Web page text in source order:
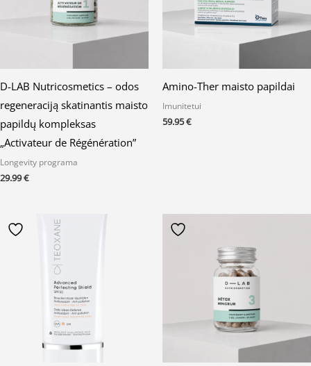
D-LAB Nutricosmetics – odos
regeneraciją skatinantis maisto
papildų kompleksas
„Activateur de Régénération”
Longevity programa
29.99€
Amino-Ther maisto papildai
Imunitetui
59.95€